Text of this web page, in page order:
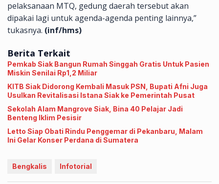
pelaksanaan MTQ, gedung daerah tersebut akan
dipakai lagi untuk agenda-agenda penting lainnya,”
tukasnya. (inf/hms)
Berita Terkait
Pemkab Siak Bangun Rumah Singgah Gratis Untuk Pasien
Miskin Senilai Rp1,2 Miliar
KITB Siak Didorong Kembali Masuk PSN, Bupati Afni Juga
Usulkan Revitalisasi Istana Siak ke Pemerintah Pusat
Sekolah Alam Mangrove Siak, Bina 40 Pelajar Jadi
Benteng Iklim Pesisir
Letto Siap Obati Rindu Penggemar di Pekanbaru, Malam
Ini Gelar Konser Perdana di Sumatera
Bengkalis Infotorial